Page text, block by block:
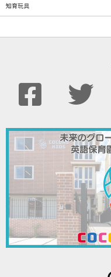
知育玩具